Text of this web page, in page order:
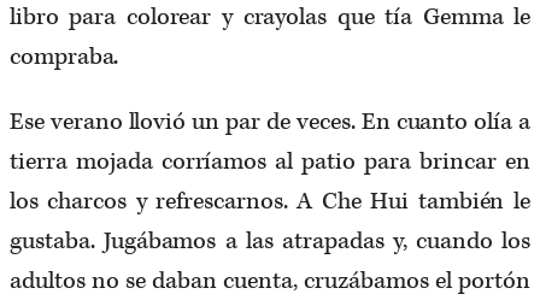
libro para colorear y crayolas que tía Gemma le
compraba.
Ese verano llovió un par de veces. En cuanto olía a
tierra mojada corríamos al patio para brincar en
los charcos y refrescarnos. A Che Hui también le
gustaba. Jugábamos a las atrapadas y, cuando los
adultos no se daban cuenta, cruzábamos el portón